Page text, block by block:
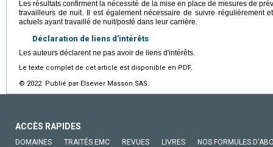
Les résultats confirment la nécessité de la mise en place de mesures de
travailleurs de nuit. Il est également nécessaire de suivre régulièrement
actuels ayant travaillé de nuit/posté dans leur carrière.
Déclaration de liens d'intérêts
Les auteurs déclarent ne pas avoir de liens d'intérêts.
Le texte complet de cet article est disponible en PDF.
© 2022 Publié par Elsevier Masson SAS.
ACCÈS RAPIDES
DOMAINES TRAITÉS EMC REVUES LIVRES NOS FORMULES